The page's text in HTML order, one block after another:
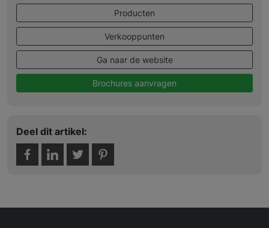
Producten
Verkooppunten
Ga naar de website
Brochures aanvragen
Deel dit artikel: